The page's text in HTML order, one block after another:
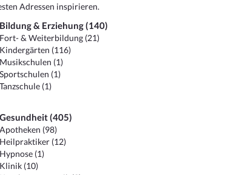
Adressen inspirieren.
Bildung & Erziehung (140)
Fort- & Weiterbildung (21)
Kindergärten (116)
Musikschulen (1)
Sportschulen (1)
Tanzschule (1)
Gesundheit (405)
Apotheken (98)
Heilpraktiker (12)
Hypnose (1)
Klinik (10)